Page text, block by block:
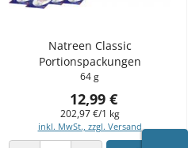
Natreen Classic
Portionspackungen
64 g
12,99 €
202,97 €/1 kg
inkl. MwSt., zzgl. Versand